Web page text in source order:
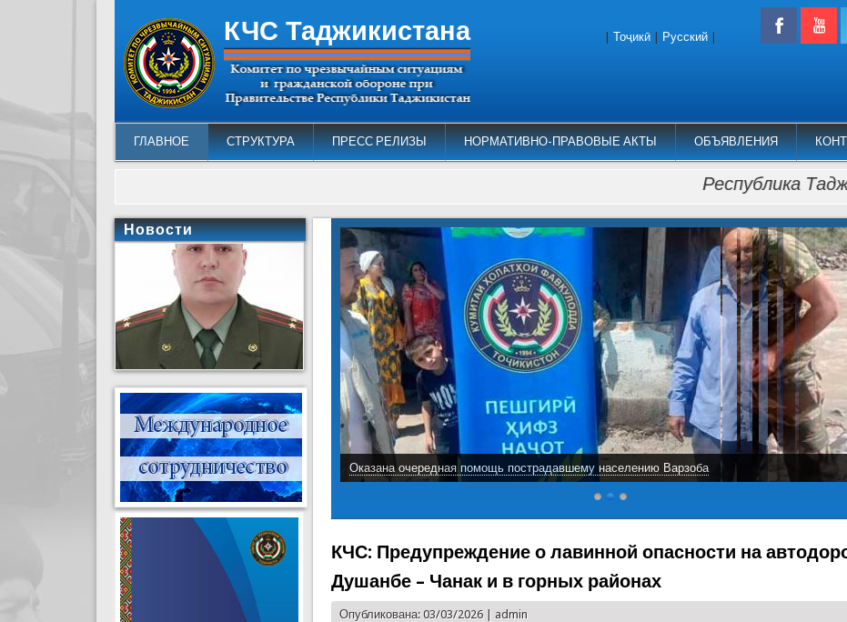
КЧС Таджикистана
ГЛАВНОЕ СТРУКТУРА ПРЕСС РЕЛИЗЫ НОРМАТИВНО-ПРАВОВЫЕ АКТЫ ОБЪЯВЛЕНИЯ
Тоҷикӣ Русский
Республика
Оказана очередная помощь пострадавшему населению Варзоба
КЧС: Предупреждение о лавинной опасности на
Душанбе – Чанак и в горных районах
Опубликована: 03/03/2026 | admin
Новости